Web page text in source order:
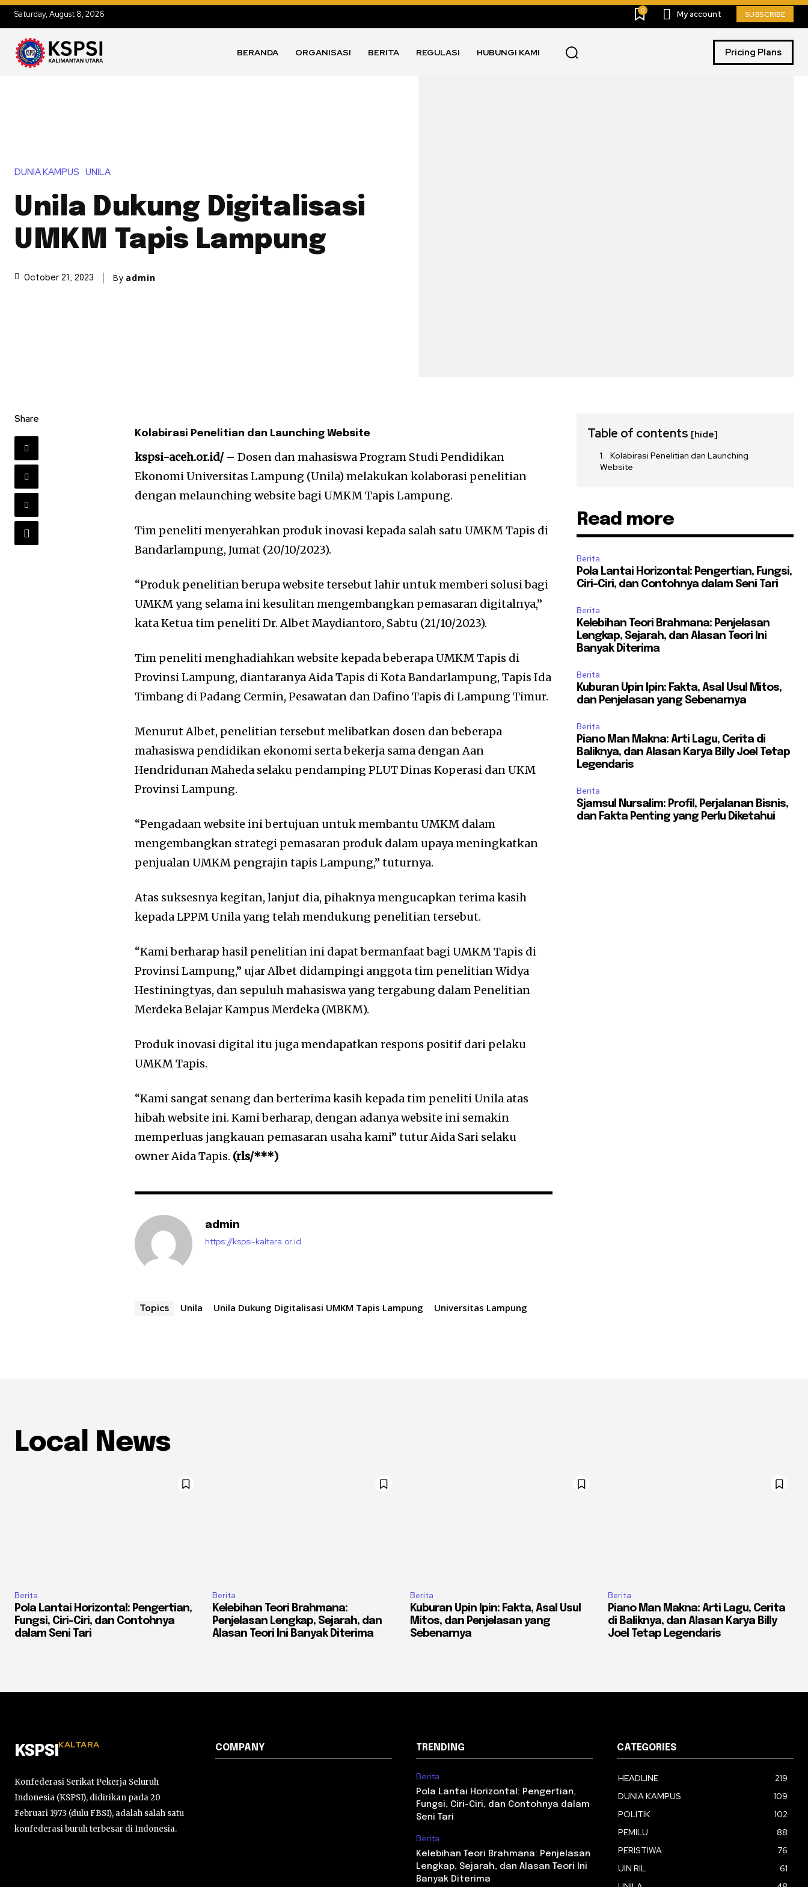
Saturday, August 8, 2026 0 My account SUBSCRIBE
BERANDA ORGANISASI BERITA REGULASI HUBUNGI KAMI Pricing Plans
DUNIA KAMPUS UNILA
Unila Dukung Digitalisasi
UMKM Tapis Lampung
October 21, 2023 By admin
Share
Kolabirasi Penelitian dan Launching Website
kspsi-aceh.or.id/– Dosen dan mahasiswa Program Studi Pendidikan
Ekonomi Universitas Lampung (Unila) melakukan kolaborasi penelitian
dengan melaunching website bagi UMKM Tapis Lampung.
Tim peneliti menyerahkan produk inovasi kepada salah satu UMKM Tapis di
Bandarlampung, Jumat (20/10/2023).
“Produk penelitian berupa website tersebut lahir untuk memberi solusi bagi
UMKM yang selama ini kesulitan mengembangkan pemasaran digitalnya,”
kata Ketua tim peneliti Dr. Albet Maydiantoro, Sabtu (21/10/2023).
Tim peneliti menghadiahkan website kepada beberapa UMKM Tapis di
Provinsi Lampung, diantaranya Aida Tapis di Kota Bandarlampung, Tapis Ida
Timbang di Padang Cermin, Pesawatan dan Dafino Tapis di Lampung Timur.
Menurut Albet, penelitian tersebut melibatkan dosen dan beberapa
mahasiswa pendidikan ekonomi serta bekerja sama dengan Aan
Hendridunan Maheda selaku pendamping PLUT Dinas Koperasi dan UKM
Provinsi Lampung.
“Pengadaan website ini bertujuan untuk membantu UMKM dalam
mengembangkan strategi pemasaran produk dalam upaya meningkatkan
penjualan UMKM pengrajin tapis Lampung,” tuturnya.
Atas suksesnya kegitan, lanjut dia, pihaknya mengucapkan terima kasih
kepada LPPM Unila yang telah mendukung penelitian tersebut.
“Kami berharap hasil penelitian ini dapat bermanfaat bagi UMKM Tapis di
Provinsi Lampung,” ujar Albet didampingi anggota tim penelitian Widya
Hestiningtyas, dan sepuluh mahasiswa yang tergabung dalam Penelitian
Merdeka Belajar Kampus Merdeka (MBKM).
Produk inovasi digital itu juga mendapatkan respons positif dari pelaku
UMKM Tapis.
“Kami sangat senang dan berterima kasih kepada tim peneliti Unila atas
hibah website ini. Kami berharap, dengan adanya website ini semakin
memperluas jangkauan pemasaran usaha kami” tutur Aida Sari selaku
owner Aida Tapis. (rls/***)
admin
https://kspsi-kaltara.or.id
Topics Unila Unila Dukung Digitalisasi UMKM Tapis Lampung Universitas Lampung
Table of contents [hide]
Kolabirasi Penelitian dan Launching
Website
Read more
Berita
Pola Lantai Horizontal: Pengertian, Fungsi,
Ciri-Ciri, dan Contohnya dalam Seni Tari
Berita
Kelebihan Teori Brahmana: Penjelasan
Lengkap, Sejarah, dan Alasan Teori Ini
Banyak Diterima
Berita
Kuburan Upin Ipin: Fakta, Asal Usul Mitos,
dan Penjelasan yang Sebenarnya
Berita
Piano Man Makna: Arti Lagu, Cerita di
Baliknya, dan Alasan Karya Billy Joel Tetap
Legendaris
Berita
Sjamsul Nursalim: Profil, Perjalanan Bisnis,
dan Fakta Penting yang Perlu Diketahui
Local News
Berita
Pola Lantai Horizontal: Pengertian,
Fungsi, Ciri-Ciri, dan Contohnya
dalam Seni Tari
Berita
Kelebihan Teori Brahmana:
Penjelasan Lengkap, Sejarah, dan
Alasan Teori Ini Banyak Diterima
Berita
Kuburan Upin Ipin: Fakta, Asal Usul
Mitos, dan Penjelasan yang
Sebenarnya
Berita
Piano Man Makna: Arti Lagu, Cerita
di Baliknya, dan Alasan Karya Billy
Joel Tetap Legendaris
KSPSI KALTARA
Konfederasi Serikat Pekerja Seluruh
Indonesia (KSPSI), didirikan pada 20
Februari 1973 (dulu FBSI), adalah salah satu
konfederasi buruh terbesar di Indonesia.
COMPANY TRENDING
Berita
Pola Lantai Horizontal: Pengertian,
Fungsi, Ciri-Ciri, dan Contohnya dalam
Seni Tari
Berita
Kelebihan Teori Brahmana: Penjelasan
Lengkap, Sejarah, dan Alasan Teori Ini
Banyak Diterima
CATEGORIES
HEADLINE
219
DUNIA KAMPUS
109
POLITIK
102
PEMILU
88
PERISTIWA
76
UIN RIL
61